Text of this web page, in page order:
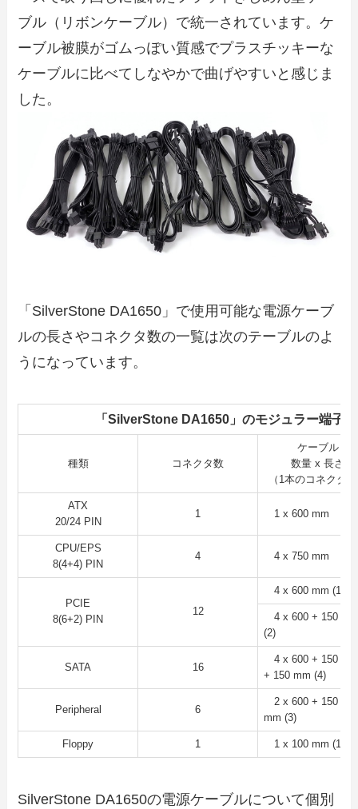
ブル（リボンケーブル）で統一されています。ケ
ーブル被膜がゴムっぽい質感でプラスチッキーな
ケーブルに比べてしなやかで曲げやすいと感じま
した。
「SilverStone DA1650」で使用可能な電源ケーブ
ルの長さやコネクタ数の一覧は次のテーブルのよ
うになっています。
「SilverStone DA1650」のモジュラー端子/
種類 コネクタ数
ケーブル
数量 x 長さ
（1本のコネクタ
ATX
20/24 PIN
1 1 x 600 mm
CPU/EPS
8(4+4) PIN
4 4 x 750 mm
PCIE
8(6+2) PIN
12
4 x 600 mm (1)
4 x 600 + 150 mm
(2)
SATA 16
4 x 600 + 150 +
+ 150 mm (4)
Peripheral 6
2 x 600 + 150 +
mm (3)
Floppy 1 1 x 100 mm (1)
SilverStone DA1650の電源ケーブルについて個別